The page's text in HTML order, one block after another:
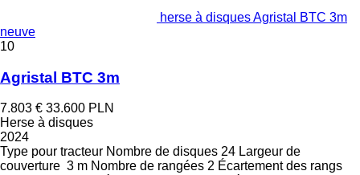
herse à disques Agristal BTC 3m
neuve
10
Agristal BTC 3m
7.803 € 33.600 PLN
Herse à disques
2024
Type pour tracteur Nombre de disques 24 Largeur de
couverture 3 m Nombre de rangées 2 Écartement des rangs